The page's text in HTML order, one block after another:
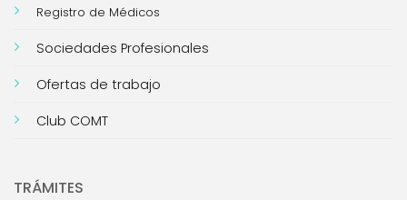
Registro de Médicos
Sociedades Profesionales
Ofertas de trabajo
Club COMT
TRÁMITES